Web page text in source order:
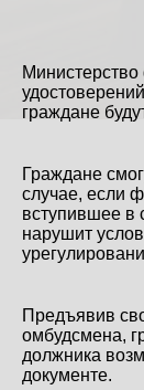
граждане
Граждане
случае, если
вступившее в
нарушит
Предъявив
омбудсмена,
должника
документе.